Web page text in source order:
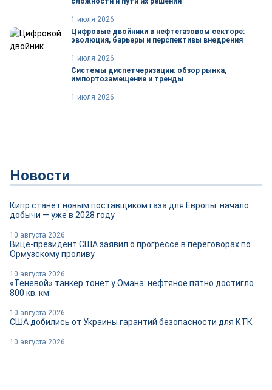
1 июля 2026
Цифровые двойники в нефтегазовом секторе:
эволюция, барьеры и перспективы внедрения
1 июля 2026
Системы диспетчеризации: обзор рынка,
импортозамещение и тренды
1 июля 2026
Новости
Кипр станет новым поставщиком газа для Европы: начало
добычи — уже в 2028 году
10 августа 2026
Вице-президент США заявил о прогрессе в переговорах по
Ормузскому проливу
10 августа 2026
«Теневой» танкер тонет у Омана: нефтяное пятно достигло
800 кв. км
10 августа 2026
США добились от Украины гарантий безопасности для КТК
10 августа 2026